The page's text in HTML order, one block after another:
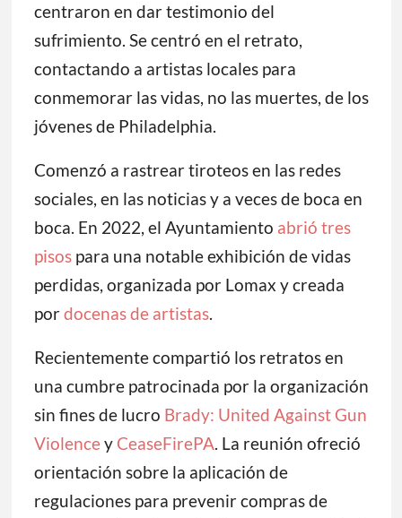
centraron en dar testimonio del
sufrimiento. Se centró en el retrato,
contactando a artistas locales para
conmemorar las vidas, no las muertes, de los
jóvenes de Philadelphia.
Comenzó a rastrear tiroteos en las redes
sociales, en las noticias y a veces de boca en
boca. En 2022, el Ayuntamiento abrió tres
pisospara una notable exhibición de vidas
perdidas, organizada por Lomax y creada
pordocenas de artistas.
Recientemente compartió los retratos en
una cumbre patrocinada por la organización
sin fines de lucro Brady: United Against Gun
Violencey CeaseFirePA. La reunión ofreció
orientación sobre la aplicación de
regulaciones para prevenir compras de